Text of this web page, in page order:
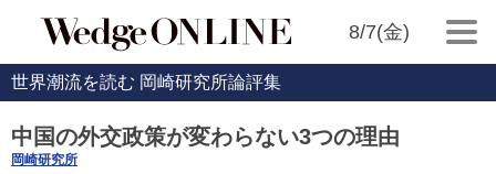
8/7(金)
世界潮流を読む 岡崎研究所論評集
中国の外交政策が変わらない3つの理由
岡崎研究所